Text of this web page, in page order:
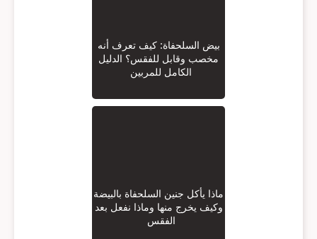
بيض السلحفاة: كيف تعرف أنه
مخصب وقابل للفقس؟ الدليل
الكامل للمربين
ماذا يأكل جنين السلحفاة بالبيضة
وكيف يخرج منها وماذا نفعل بعد
الفقس